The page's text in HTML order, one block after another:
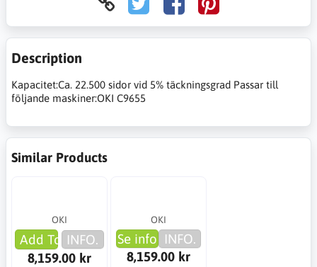
Description
Kapacitet:Ca. 22.500 sidor vid 5% täckningsgrad Passar till
följande maskiner:OKI C9655
Similar Products
OKI
Add To Cart
INFO.
8,159.00 kr
OKI
Se info INFO.
8,159.00 kr